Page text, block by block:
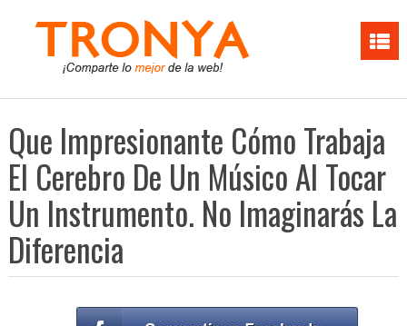
Que Impresionante Cómo Trabaja
El Cerebro De Un Músico Al Tocar
Un Instrumento. No Imaginarás La
Diferencia